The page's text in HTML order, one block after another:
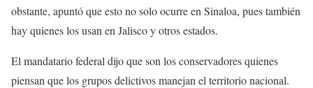
obstante, apuntó que esto no solo ocurre en Sinaloa, pues también
hay quienes los usan en Jalisco y otros estados.
El mandatario federal dijo que son los conservadores quienes
piensan que los grupos delictivos manejan el territorio nacional.